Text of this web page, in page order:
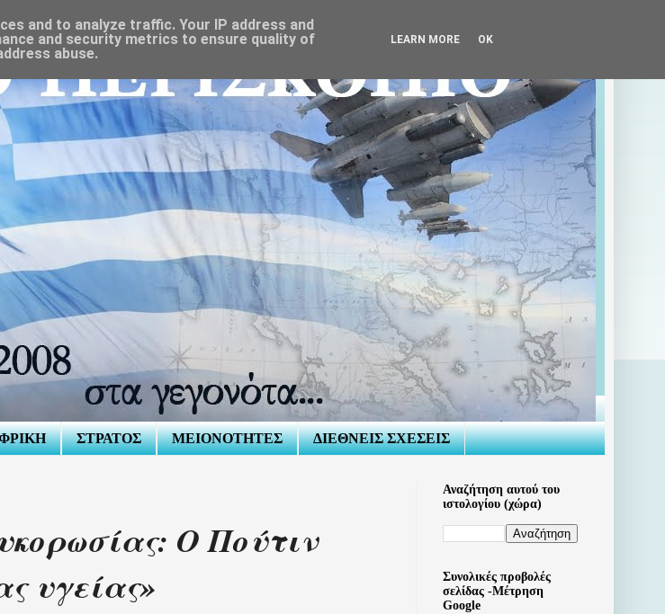
ΣΤΡΑΤΟΣ ΜΕΙΟΝΟΤΗΤΕΣ ΔΙΕΘΝΕΙΣ ΣΧΕΣΕΙΣ
Ο Πούτιν
υγείας»
Αναζήτηση αυτού του
ιστολογίου (χώρα)
Συνολικές προβολές
σελίδας -Μέτρηση
Google
and to analyze traffic. Your IP address and
and security metrics to ensure quality of
abuse.
LEARN MORE OK